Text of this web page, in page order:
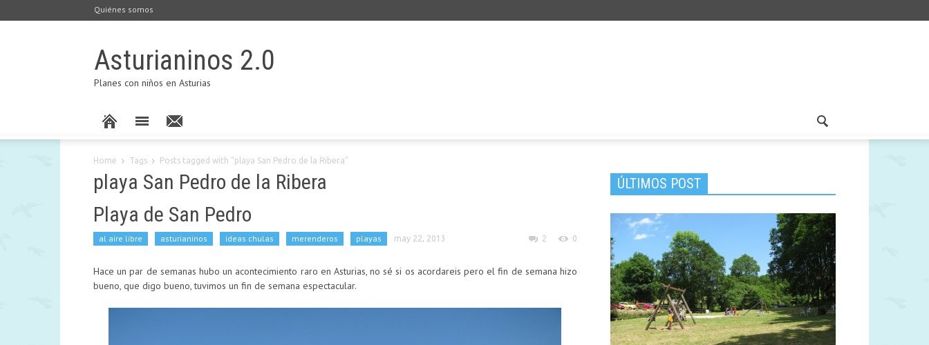
Quiénes somos
Asturianinos 2.0
Planes con niños en Asturias
Home Tags Posts tagged with "playa San Pedro de la Ribera"
playa San Pedro de la Ribera
Playa de San Pedro
al aire libre asturianinos ideas chulas merenderos playas may 22, 2013 2 0
Hace un par de semanas hubo un acontecimiento raro en Asturias, no sé si os acordareis pero el fin de semana hizo
bueno, que digo bueno, tuvimos un fin de semana espectacular.
ÚLTIMOS POST